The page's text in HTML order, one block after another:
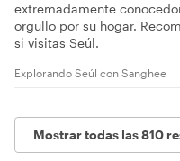
extremadamente
orgullo por su hogar.
si visitas Seúl.
Explorando Seúl con Sanghee
Mostrar todas las 810